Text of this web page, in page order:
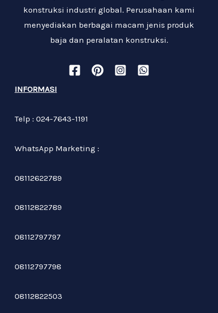
konstruksi industri global. Perusahaan kami
menyediakan berbagai macam jenis produk
baja dan peralatan konstruksi.
INFORMASI
Telp : 024-7643-1191
WhatsApp Marketing :
08112622789
08112822789
08112797797
08112797798
08112822503